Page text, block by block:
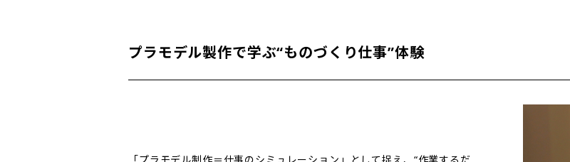
プラモデル製作で学ぶ“ものづくり仕事”体験